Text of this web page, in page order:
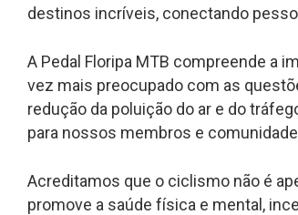
destinos incríveis, conectando
A Pedal Floripa MTB compreende a
vez mais preocupado com as
redução da poluição do ar e do
para nossos membros e
Acreditamos que o ciclismo não é
promove a saúde física e mental,